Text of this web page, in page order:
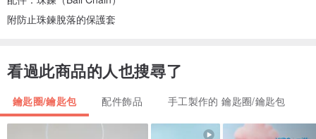
附防止珠鍊脫落的保護套
看過此商品的人也搜尋了
鑰匙圈/鑰匙包 配件飾品 手工製作的 鑰匙圈/鑰匙包